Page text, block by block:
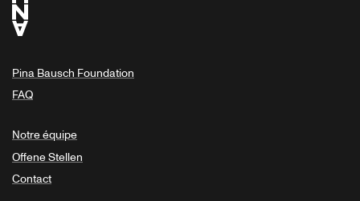
Pina Bausch Foundation
FAQ
Notre équipe
Offene Stellen
Contact